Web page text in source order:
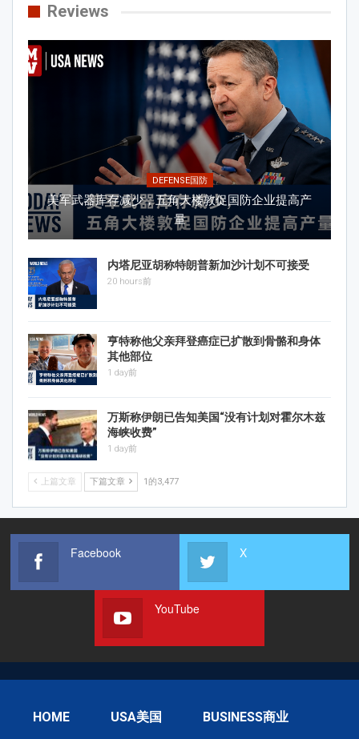
Reviews
DEFENSE国防
美军武器库存减少，五角大楼敦促国防企业提高产
量
内塔尼亚胡称特朗普新加沙计划不可接受
20 hours前
亨特称他父亲拜登癌症已扩散到骨骼和身体
其他部位
1 day前
万斯称伊朗已告知美国“没有计划对霍尔木兹
海峡收费”
1 day前
上篇文章 下篇文章 1的3,477
Facebook X
YouTube
HOME USA美国 BUSINESS商业